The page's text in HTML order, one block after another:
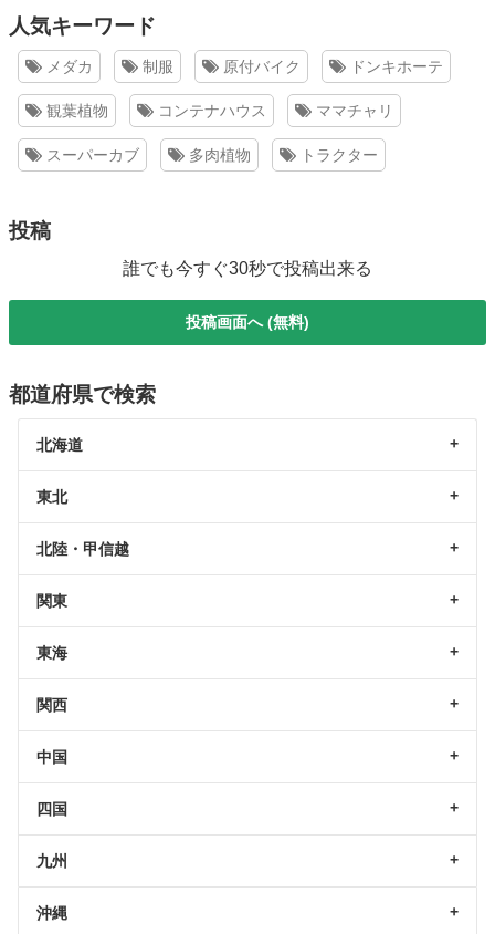
人気キーワード
メダカ 制服 原付バイク ドンキホーテ
観葉植物 コンテナハウス ママチャリ
スーパーカブ 多肉植物 トラクター
投稿
誰でも今すぐ30秒で投稿出来る
投稿画面へ (無料)
都道府県で検索
北海道
東北
北陸・甲信越
関東
東海
関西
中国
四国
九州
沖縄